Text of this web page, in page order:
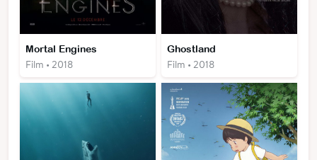
Mortal Engines
Film • 2018
Ghostland
Film • 2018